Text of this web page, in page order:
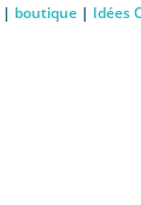
| boutique | Idées